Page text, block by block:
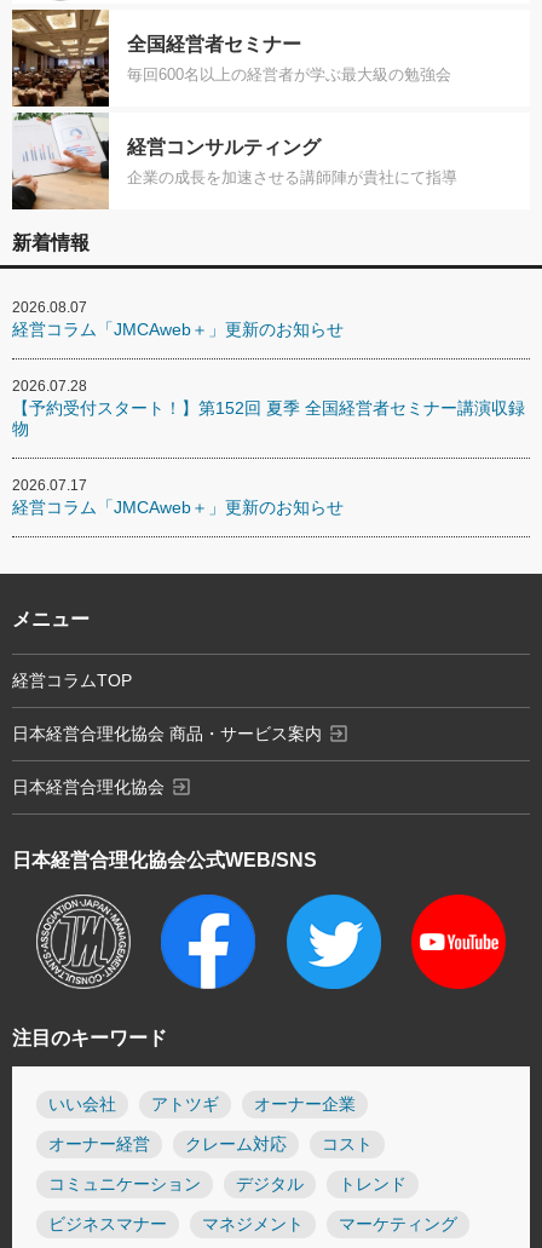
全国経営者セミナー
毎回600名以上の経営者が学ぶ最大級の勉強会
経営コンサルティング
企業の成長を加速させる講師陣が貴社にて指導
新着情報
2026.08.07
経営コラム「JMCAweb＋」更新のお知らせ
2026.07.28
【予約受付スタート！】第152回 夏季 全国経営者セミナー講演収録
物
2026.07.17
経営コラム「JMCAweb＋」更新のお知らせ
注目のキーワード
いい会社 アトツギ オーナー企業
オーナー経営 クレーム対応 コスト
コミュニケーション デジタル トレンド
ビジネスマナー マネジメント マーケティング
日本経営合理化協会公式WEB/SNS
メニュー
経営コラムTOP
日本経営合理化協会 商品・サービス案内 exit_to_app
日本経営合理化協会 exit_to_app